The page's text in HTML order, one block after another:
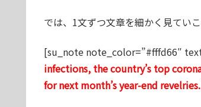
では、1文ずつ文章を細かく見ていこ
[su_note note_color=”#fffd66″
infections, the country’s top
for next month’s year-end revelries.